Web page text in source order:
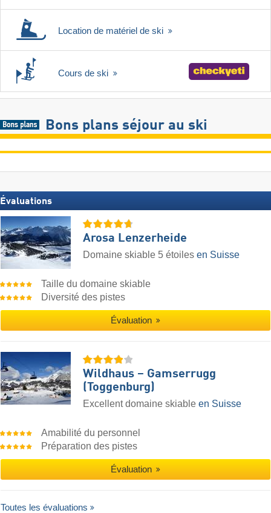
Location de matériel de ski
Cours de ski
Bons plans séjour au ski
Évaluations
Arosa Lenzerheide
Domaine skiable 5 étoiles en Suisse
Taille du domaine skiable
Diversité des pistes
Évaluation
Wildhaus – Gamserrugg
(Toggenburg)
Excellent domaine skiable en Suisse
Amabilité du personnel
Préparation des pistes
Évaluation
Toutes les évaluations